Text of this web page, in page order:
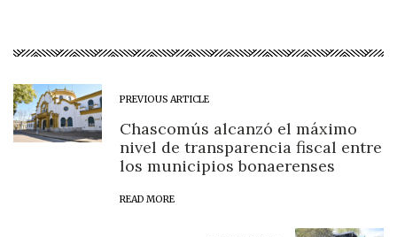
PREVIOUS ARTICLE
Chascomús alcanzó el máximo
nivel de transparencia fiscal entre
los municipios bonaerenses
READ MORE